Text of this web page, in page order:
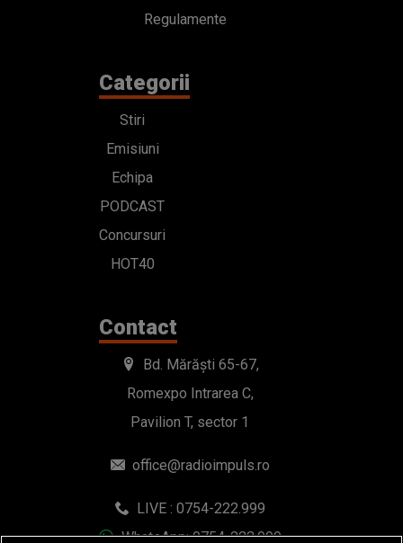
Regulamente
Categorii
Stiri
Emisiuni
Echipa
PODCAST
Concursuri
HOT40
Contact
Bd. Mărăști 65-67,
Romexpo Intrarea C,
Pavilion T, sector 1
office@radioimpuls.ro
LIVE : 0754-222.999
WhatsApp: 0754-222.999